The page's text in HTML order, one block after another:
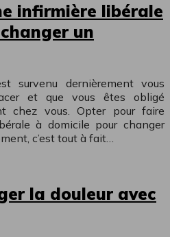
infirmière libérale
un
survenu dernièrement vous
et que vous êtes obligé
chez vous. Opter pour faire
à domicile pour changer
c’est tout à fait…
la douleur avec